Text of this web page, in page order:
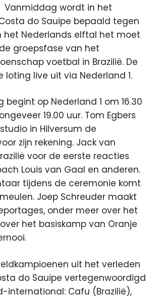
Vanmiddag wordt in het
do Sauipe bepaald tegen
het Nederlands elftal het moet
groepsfase van het
voetbal in Brazilië. De
loting live uit via Nederland 1.
begint op Nederland 1 om 16.30
19.00 uur. Tom Egbers
in Hilversum de
zijn rekening. Jack van
voor de eerste reacties
Louis van Gaal en anderen.
tijdens de ceremonie komt
Joep Schreuder maakt
onder meer over het
het basiskamp van Oranje
uit het verleden
do Sauipe vertegenwoordigd
international: Cafu (Brazilië),